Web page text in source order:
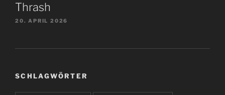
Thrash
20. APRIL 2026
SCHLAGWÖRTER